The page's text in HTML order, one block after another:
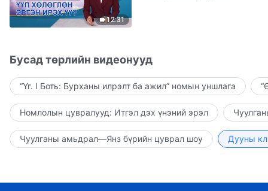
12:31
Бусад төрлийн видеонууд
“Үг. I Боть: Бурханы илрэлт ба ажил” номын уншлага
Номлолын цувралууд: Итгэл дэх үнэний эрэл
Чуулганы амьдрал—Янз бүрийн цуврал шоу Дууны